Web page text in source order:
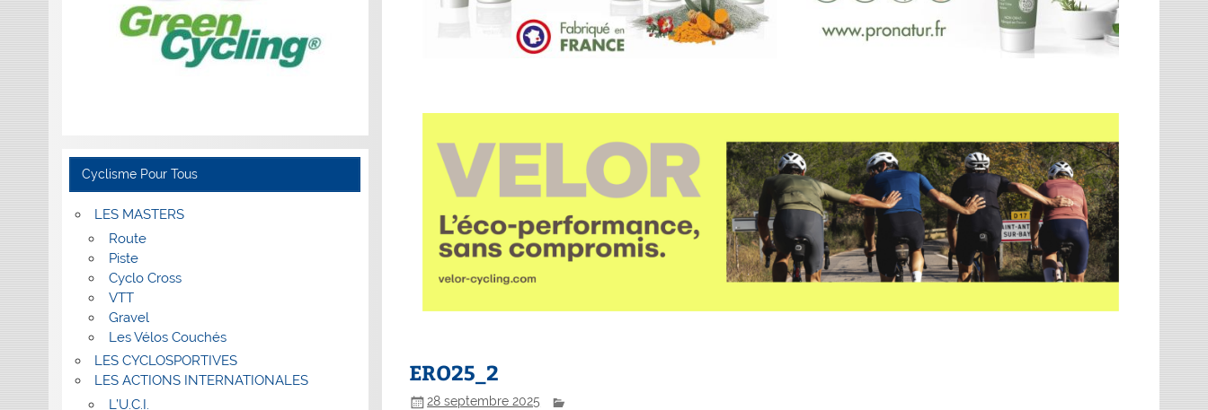
ERO25_2
28 septembre 2025
Cyclisme Pour Tous
LES MASTERS
Route
Piste
Cyclo Cross
VTT
Gravel
Les Vélos Couchés
LES CYCLOSPORTIVES
LES ACTIONS INTERNATIONALES
L’U.C.I.